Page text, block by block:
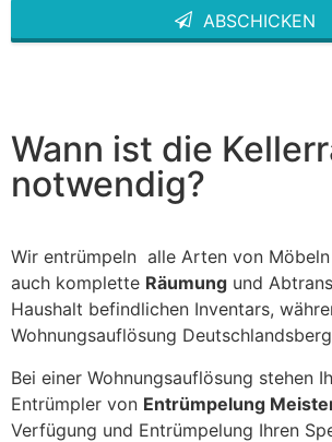
ABSCHICKEN
blank
Wann ist die
notwendig?
Wir entrümpeln alle Arten von
auch komplette Räumung und
Haushalt befindlichen Inventars,
Wohnungsauflösung Deutschlandsberg
Bei einer Wohnungsauflösung stehen
Entrümpler von Entrümpelung
Verfügung und Entrümpelung Ihren